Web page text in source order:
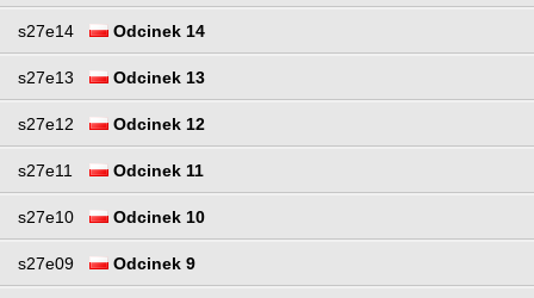
s27e14 Odcinek 14
s27e13 Odcinek 13
s27e12 Odcinek 12
s27e11 Odcinek 11
s27e10 Odcinek 10
s27e09 Odcinek 9